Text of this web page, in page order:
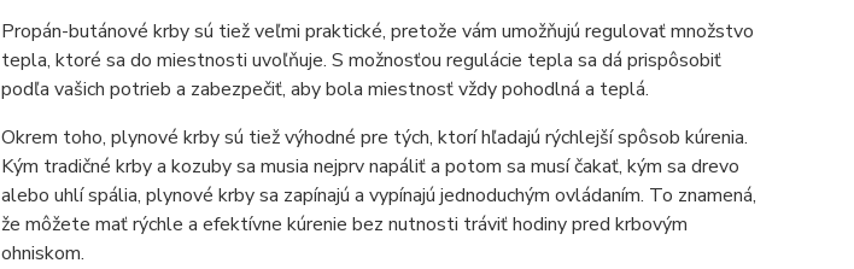
Propán-butánové krby sú tiež veľmi praktické, pretože vám umožňujú regulovať množstvo
tepla, ktoré sa do miestnosti uvoľňuje. S možnosťou regulácie tepla sa dá prispôsobiť
podľa vašich potrieb a zabezpečiť, aby bola miestnosť vždy pohodlná a teplá.
Okrem toho, plynové krby sú tiež výhodné pre tých, ktorí hľadajú rýchlejší spôsob kúrenia.
Kým tradičné krby a kozuby sa musia nejprv napáliť a potom sa musí čakať, kým sa drevo
alebo uhlí spália, plynové krby sa zapínajú a vypínajú jednoduchým ovládaním. To znamená,
že môžete mať rýchle a efektívne kúrenie bez nutnosti tráviť hodiny pred krbovým
ohniskom.